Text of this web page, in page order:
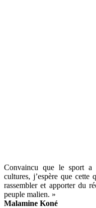
Convaincu que le sport
cultures, j’espère que
rassembler et apporter du
peuple malien. »
Malamine Koné